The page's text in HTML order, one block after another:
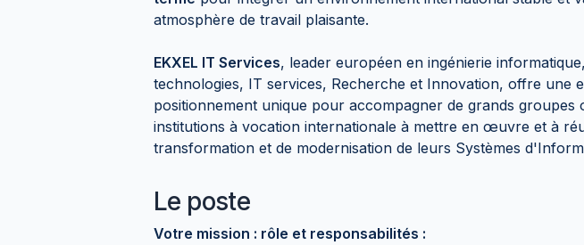
atmosphère de travail plaisante.
EKXEL IT Services, leader européen en ingénierie
technologies, IT services, Recherche et Innovation, offre une
positionnement unique pour accompagner de grands groupes
institutions à vocation internationale à mettre en œuvre et à
transformation et de modernisation de leurs Systèmes
Le poste
Votre mission : rôle et responsabilités :